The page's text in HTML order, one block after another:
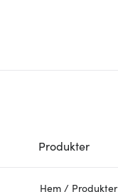
Produkter
Hem / Produkter